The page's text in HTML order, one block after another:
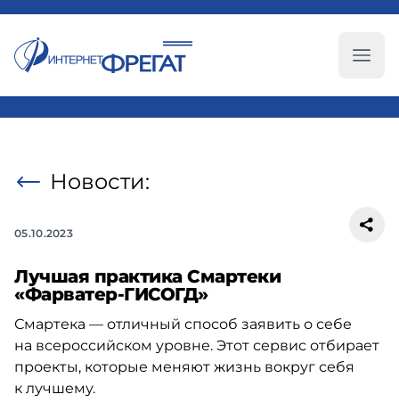
Новости:
05.10.2023
Лучшая практика Смартеки
«Фарватер-ГИСОГД»
Смартека — отличный способ заявить о себе
на всероссийском уровне. Этот сервис отбирает
проекты, которые меняют жизнь вокруг себя
к лучшему.